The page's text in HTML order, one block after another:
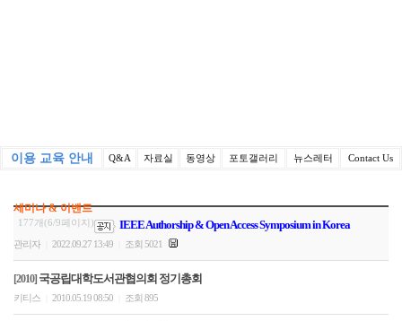
이용 교육 안내 Q&A 자료실 동영상 포토갤러리 뉴스레터 Contact Us
세미나 & 이벤트
177개(6/9페이지) IEEE Authorship & Open Access Symposium in Korea
관리자 2022.09.27 13:49 조회 5021
[2010] 국공립대학도서관협의회 정기총회
키티스 2010.05.19 08:50 조회 895